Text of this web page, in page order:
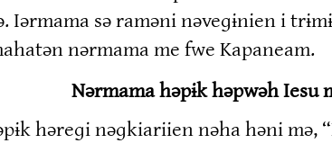
sə raməni nəveɡɨnien i
nərmama me fwe Kapaneam.
Nərmama həpɨk həpwəh Iesu
həreɡi nəɡkiariien nəha həni mə,